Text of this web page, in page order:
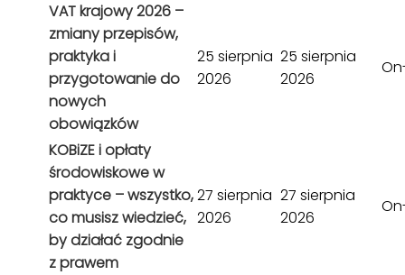
VAT krajowy 2026 –
zmiany przepisów,
praktyka i
przygotowanie do
nowych
obowiązków
25 sierpnia
2026
25 sierpnia
2026
KOBiZE i opłaty
środowiskowe w
praktyce – wszystko,
co musisz wiedzieć,
by działać zgodnie
z prawem
27 sierpnia
2026
27 sierpnia
2026